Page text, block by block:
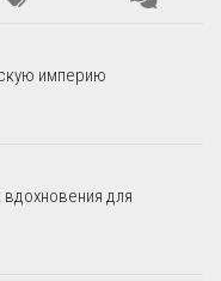
империю
вдохновения для